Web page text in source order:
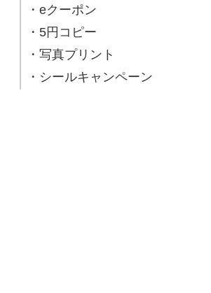
・eクーポン
・5円コピー
・写真プリント
・シールキャンペーン